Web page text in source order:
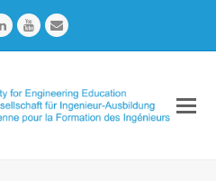
LinkedInYoutubeEmail